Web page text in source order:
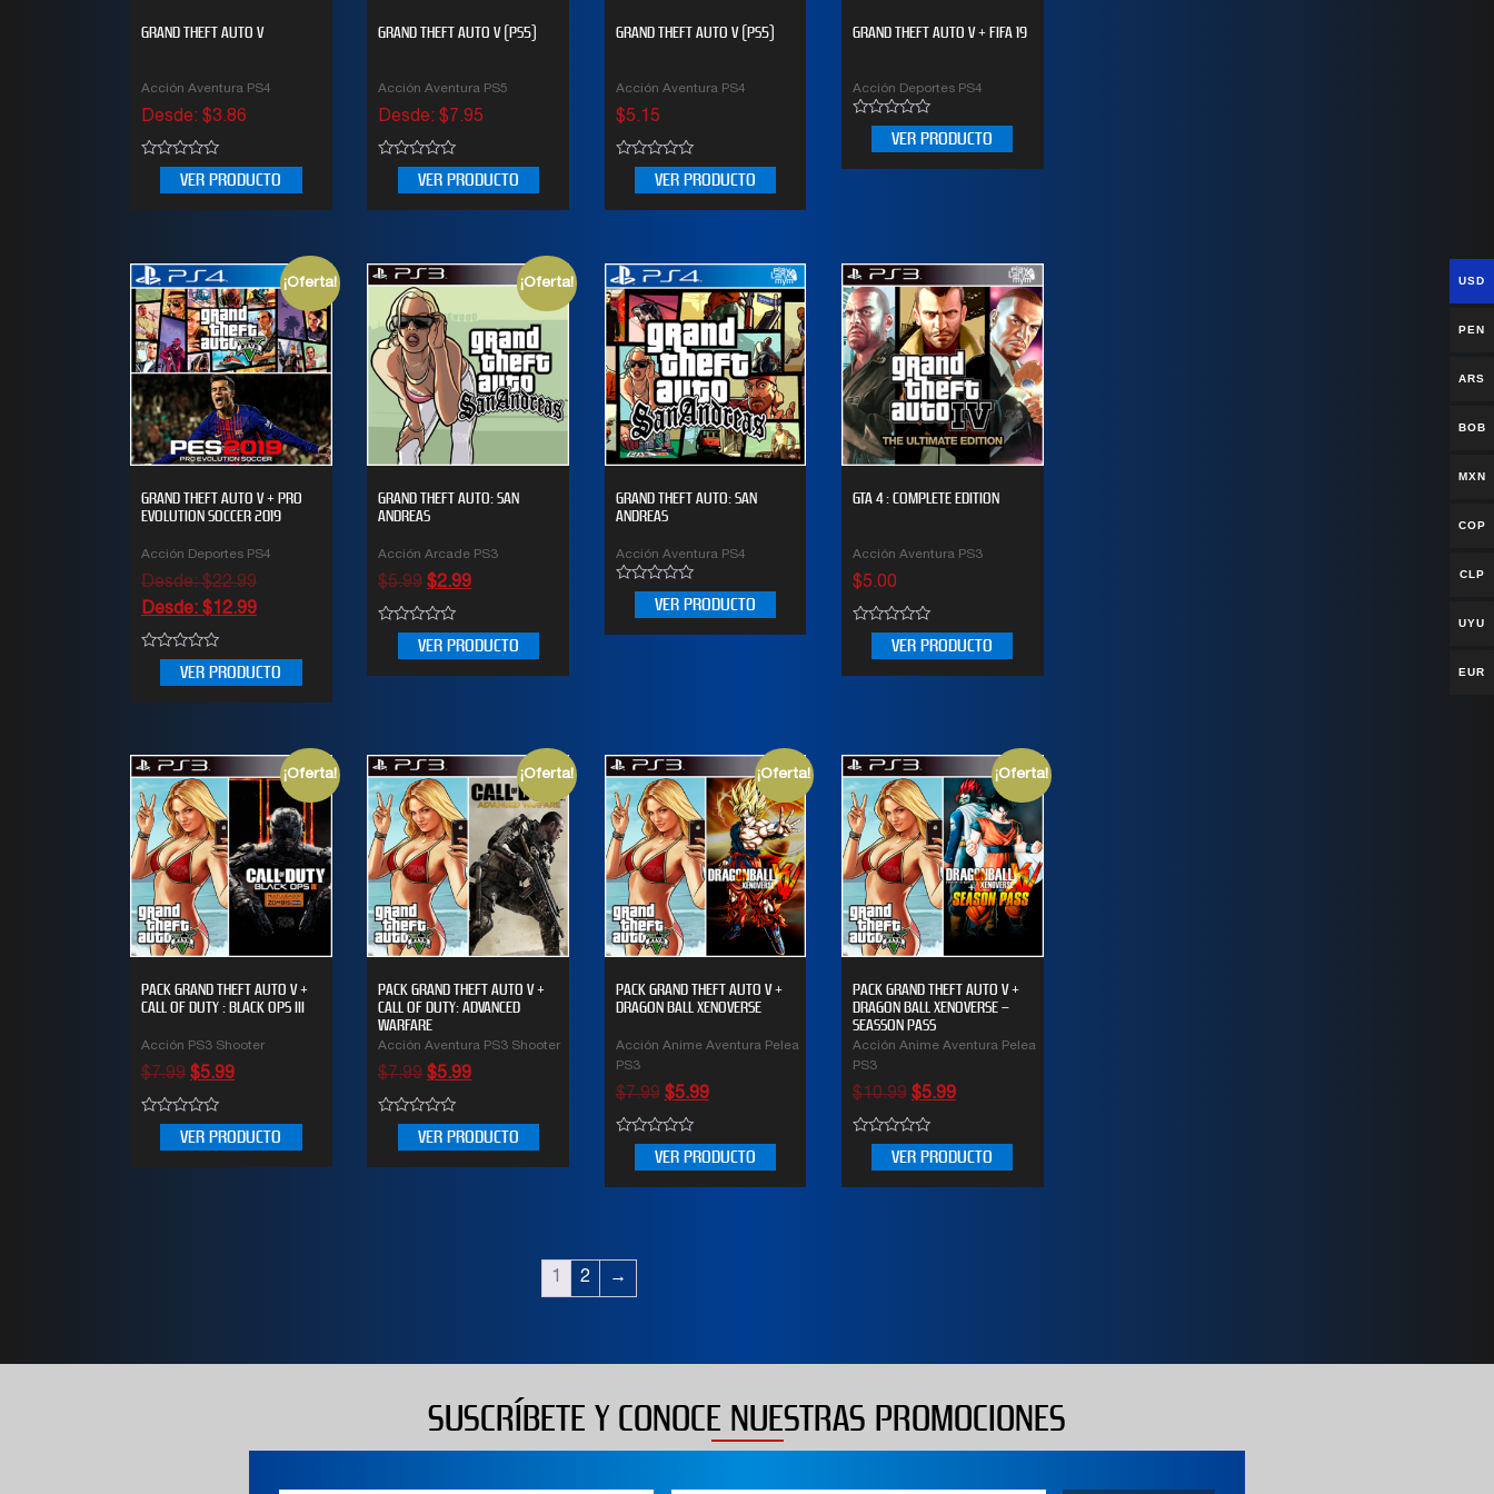
GRAND THEFT AUTO V
Acción Aventura PS4
Desde: $3.86
VER PRODUCTO
GRAND THEFT AUTO V (PS5)
Acción Aventura PS5
Desde:$7.95
5
VER PRODUCTO
GRAND THEFT AUTO V (PS5)
Acción Aventura PS4
$5.15
5
VER PRODUCTO
GRAND THEFT AUTO V + FIFA 19
Acción Deportes PS4
5
VER PRODUCTO
¡Oferta!
GRAND THEFT AUTO V + PRO
EVOLUTION SOCCER 2019
Acción Deportes PS4
Desde:$22.99
Desde: $12.99
VER PRODUCTO
¡Oferta!
GRAND THEFT AUTO: SAN
ANDREAS
Acción Arcade PS3
$5.99 $2.99
5
VER PRODUCTO
GRAND THEFT AUTO: SAN
ANDREAS
Acción Aventura PS4
5
VER PRODUCTO
GTA 4 : COMPLETE EDITION
Acción Aventura PS3
$5.00
5
VER PRODUCTO
¡Oferta!
PACK GRAND THEFT AUTO V +
CALL OF DUTY : BLACK OPS III
Acción PS3 Shooter
$7.99 $5.99
VER PRODUCTO
¡Oferta!
PACK GRAND THEFT AUTO V +
CALL OF DUTY: ADVANCED
WARFARE
Acción Aventura PS3 Shooter
$7.99 $5.99
5
VER PRODUCTO
¡Oferta!
PACK GRAND THEFT AUTO V +
DRAGON BALL XENOVERSE
Acción Anime Aventura Pelea
PS3
$7.99 $5.99
5
VER PRODUCTO
¡Oferta!
PACK GRAND THEFT AUTO V +
DRAGON BALL XENOVERSE –
SEASSON PASS
Acción Anime Aventura Pelea
PS3
$10.99 $5.99
5
VER PRODUCTO
1 2 →
SUSCRÍBETE Y CONOCE NUESTRAS PROMOCIONES
USD
PEN
ARS
BOB
MXN
COP
CLP
UYU
EUR